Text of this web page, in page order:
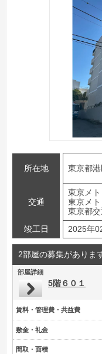
所在地 東京都
交通
東京メ
東京メ
東京都
竣工日
2025年
2部屋の募集がありま
部屋詳細
5階６０１
賃料・管理費・共益費
敷金・礼金
間取・面積